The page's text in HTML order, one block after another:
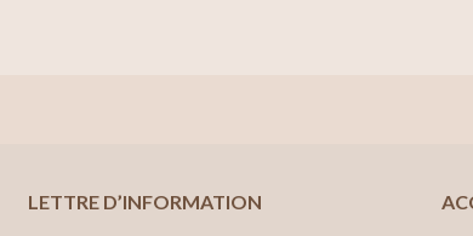
LETTRE D’INFORMATION